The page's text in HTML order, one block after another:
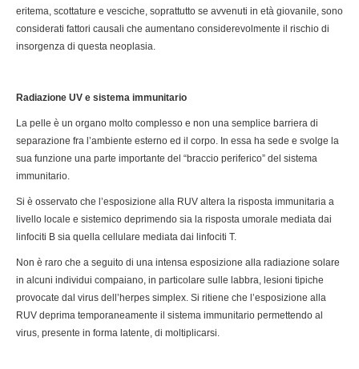
eritema, scottature e vesciche, soprattutto se avvenuti in età giovanile, sono
considerati fattori causali che aumentano considerevolmente il rischio di
insorgenza di questa neoplasia.
Radiazione UV e sistema immunitario
La pelle è un organo molto complesso e non una semplice barriera di
separazione fra l’ambiente esterno ed il corpo. In essa ha sede e svolge la
sua funzione una parte importante del “braccio periferico” del sistema
immunitario.
Si è osservato che l’esposizione alla RUV altera la risposta immunitaria a
livello locale e sistemico deprimendo sia la risposta umorale mediata dai
linfociti B sia quella cellulare mediata dai linfociti T.
Non è raro che a seguito di una intensa esposizione alla radiazione solare
in alcuni individui compaiano, in particolare sulle labbra, lesioni tipiche
provocate dal virus dell’herpes simplex. Si ritiene che l’esposizione alla
RUV deprima temporaneamente il sistema immunitario permettendo al
virus, presente in forma latente, di moltiplicarsi.